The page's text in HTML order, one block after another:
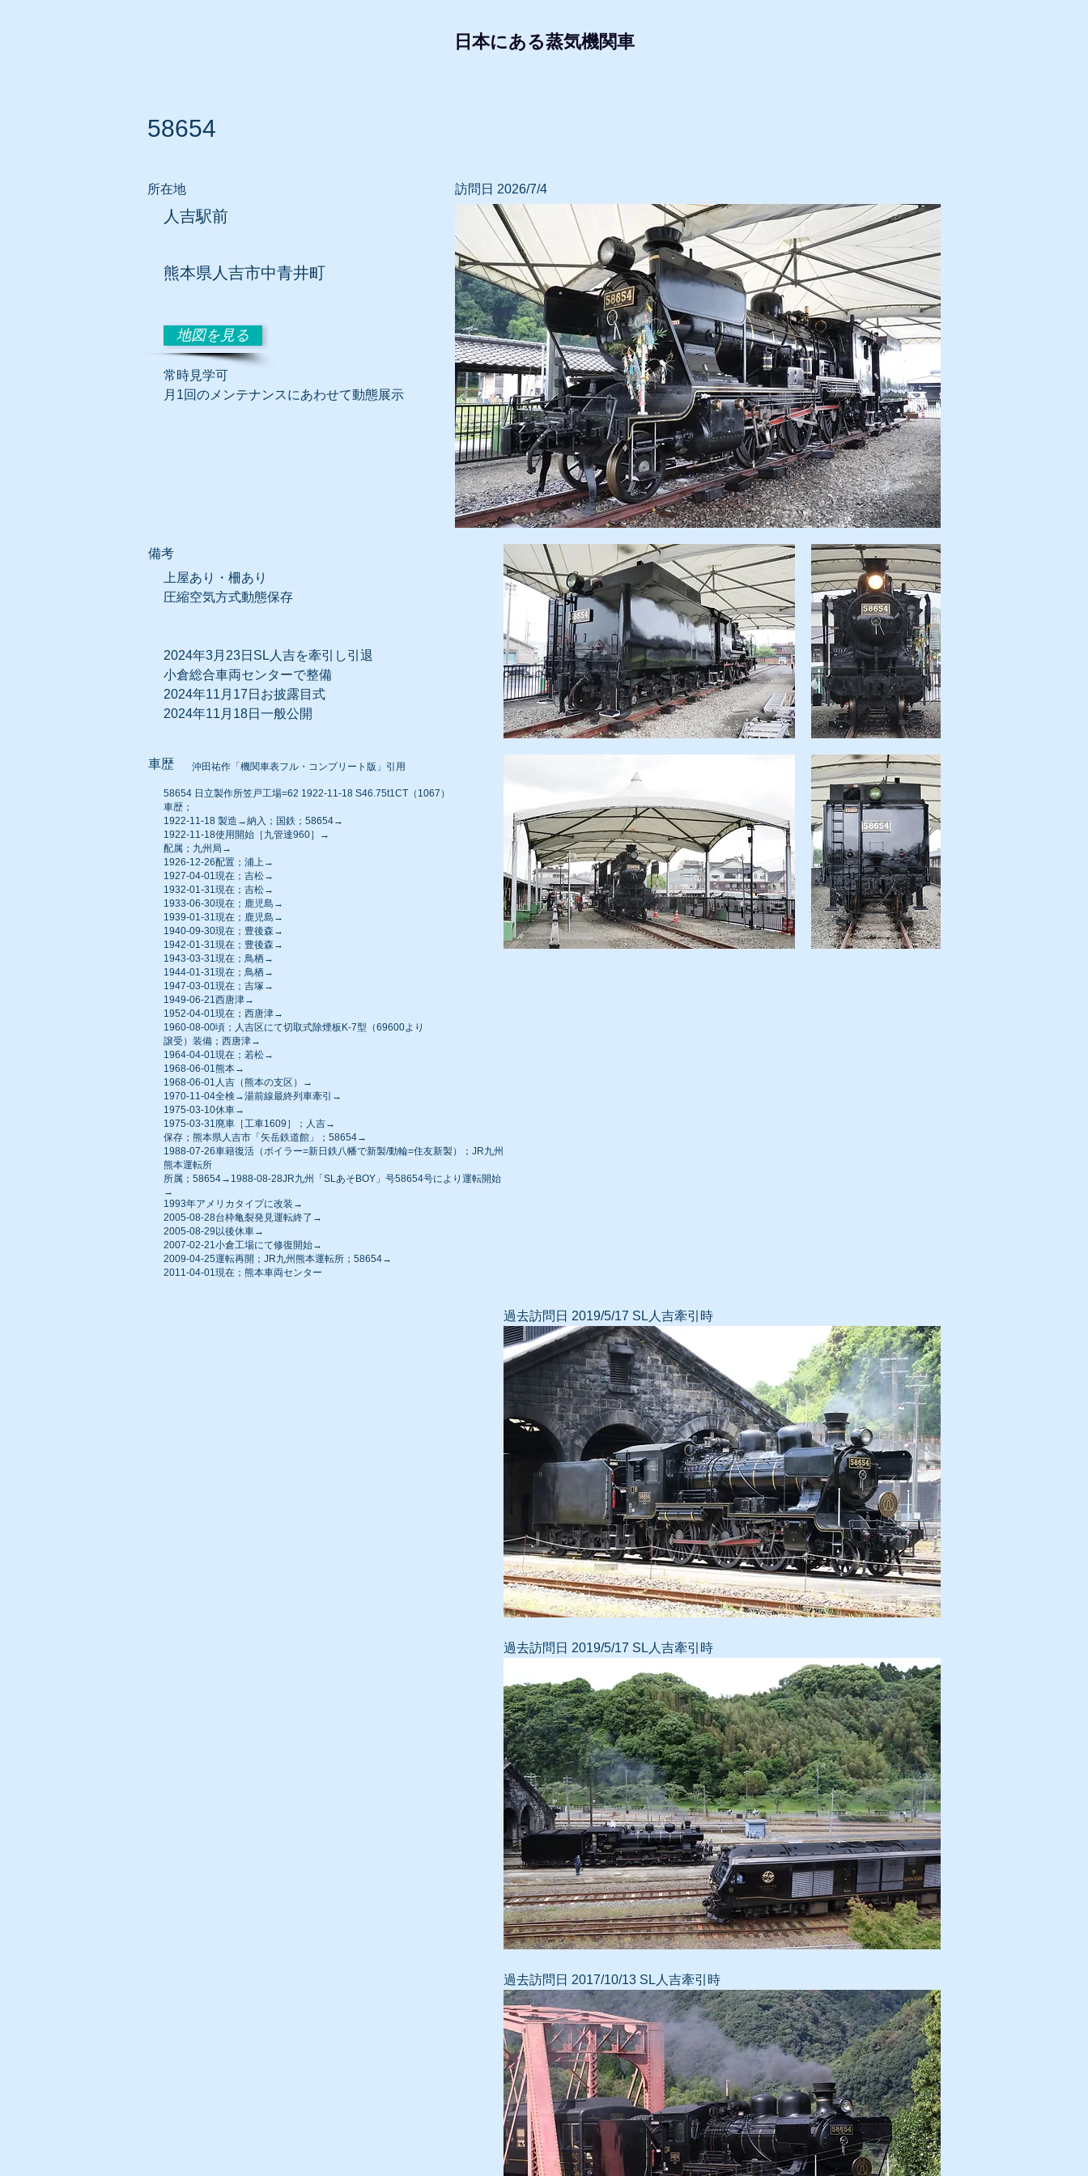
日本にある蒸気機関車
58654
所在地
人吉駅前
熊本県人吉市中青井町
地図を見る
常時見学可
月1回のメンテナンスにあわせて動態展示
訪問日 2026/7/4
​備考
上屋あり・柵あり
圧縮空気方式動態保存
​2024年3月23日SL人吉を牽引し引退
小倉総合車両センターで整備
​2024年11月17日お披露目式
2024年11月18日一般公開
車歴 沖田祐作「機関車表フル・コンプリート版」引用
58654 日立製作所笠戸工場=62 1922-11-18 S46.75t1CT（1067）
車歴；
1922-11-18 製造→納入；国鉄；58654→
1922-11-18使用開始［九管達960］→
配属；九州局→
1926-12-26配置；浦上→
1927-04-01現在；吉松→
1932-01-31現在；吉松→
1933-06-30現在；鹿児島→
1939-01-31現在；鹿児島→
1940-09-30現在；豊後森→
1942-01-31現在；豊後森→
1943-03-31現在；鳥栖→
1944-01-31現在；鳥栖→
1947-03-01現在；吉塚→
1949-06-21西唐津→
1952-04-01現在；西唐津→
1960-08-00頃；人吉区にて切取式除煙板K-7型（69600より
譲受）装備；西唐津→
1964-04-01現在；若松→
1968-06-01熊本→
1968-06-01人吉（熊本の支区）→
1970-11-04全検→湯前線最終列車牽引→
1975-03-10休車→
1975-03-31廃車［工車1609］；人吉→
保存；熊本県人吉市「矢岳鉄道館」；58654→
1988-07-26車籍復活（ボイラー=新日鉄八幡で新製/動輪=住友新製）；JR九州
熊本運転所
所属；58654→1988-08-28JR九州「SLあそBOY」号58654号により運転開始
→
1993年アメリカタイプに改装→
2005-08-28台枠亀裂発見運転終了→
2005-08-29以後休車→
2007-02-21小倉工場にて修復開始→
2009-04-25運転再開；JR九州熊本運転所；58654→
2011-04-01現在；熊本車両センター
過去訪問日 2019/5/17 SL人吉牽引時
過去訪問日 2019/5/17 SL人吉牽引時
過去訪問日 2017/10/13 SL人吉牽引時